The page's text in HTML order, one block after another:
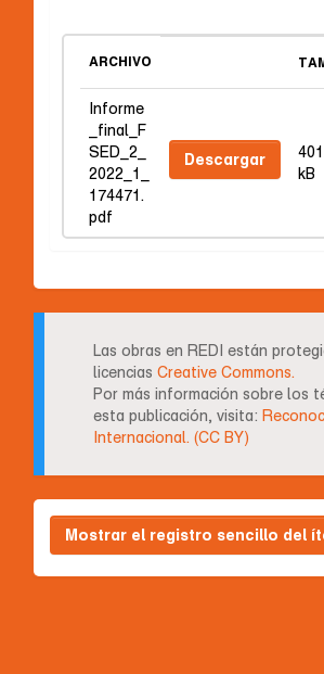
ARCHIVO
Informe
_final_F
SED_2_
2022_1_
174471.
pdf
Descargar
kB
Las obras en REDI están
licencias Creative Commons.
Por más información sobre los
esta publicación, visita:
Internacional. (CC BY)
Mostrar el registro sencillo del